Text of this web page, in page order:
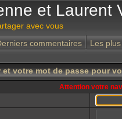
et Laurent
avec vous
commentaires Les
votre mot de passe pour
Attention votre